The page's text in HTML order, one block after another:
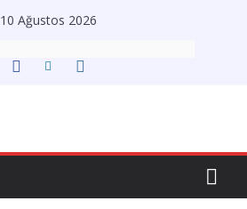
10 Ağustos 2026